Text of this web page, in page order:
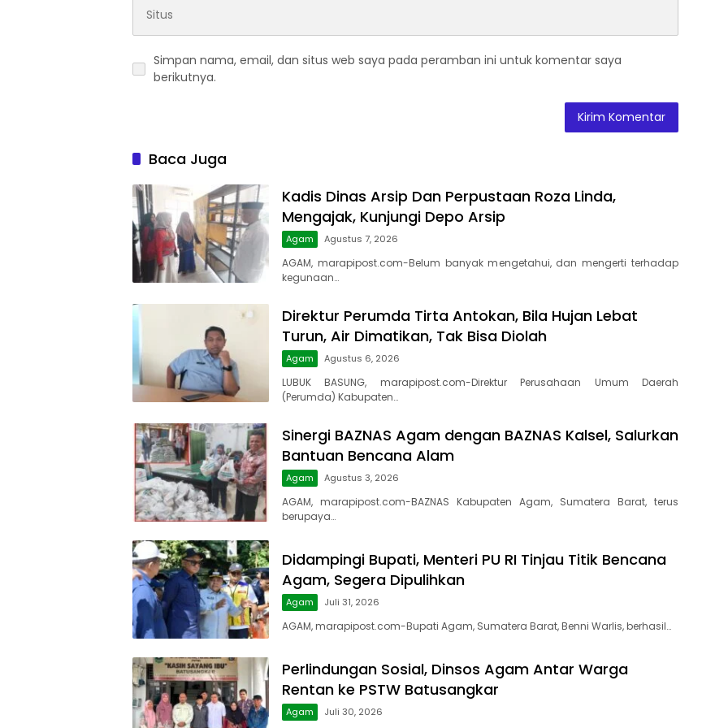
Simpan nama, email, dan situs web saya pada peramban ini untuk komentar saya
berikutnya.
Baca Juga
Kadis Dinas Arsip Dan Perpustaan Roza Linda,
Mengajak, Kunjungi Depo Arsip
Agam Agustus 7, 2026
AGAM, marapipost.com-Belum banyak mengetahui, dan mengerti terhadap
kegunaan…
Direktur Perumda Tirta Antokan, Bila Hujan Lebat
Turun, Air Dimatikan, Tak Bisa Diolah
Agam Agustus 6, 2026
LUBUK BASUNG, marapipost.com-Direktur Perusahaan Umum Daerah
(Perumda) Kabupaten…
Sinergi BAZNAS Agam dengan BAZNAS Kalsel, Salurkan
Bantuan Bencana Alam
Agam Agustus 3, 2026
AGAM, marapipost.com-BAZNAS Kabupaten Agam, Sumatera Barat, terus
berupaya…
Didampingi Bupati, Menteri PU RI Tinjau Titik Bencana
Agam, Segera Dipulihkan
Agam Juli 31, 2026
AGAM, marapipost.com-Bupati Agam, Sumatera Barat, Benni Warlis, berhasil…
Perlindungan Sosial, Dinsos Agam Antar Warga
Rentan ke PSTW Batusangkar
Agam Juli 30, 2026